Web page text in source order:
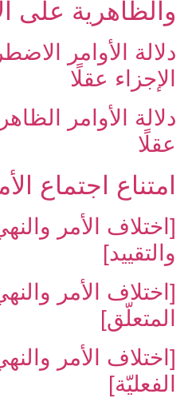
والظاهرية على
دلالة الأوامر
الإجزاء عقلًا
دلالة الأوامر
عقلًا
امتناع اجتماع
[اختلاف الأمر
والتقييد]
[اختلاف الأمر
المتعلّق]
[اختلاف الأمر
الفعليّة]